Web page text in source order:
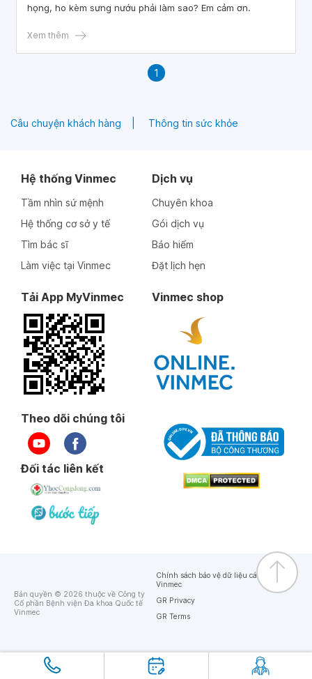
họng, ho kèm sưng nướu phải làm sao? Em cảm ơn.
Xem thêm
1
Câu chuyện khách hàng Thông tin sức khỏe
Hệ thống Vinmec
Tầm nhìn sứ mệnh
Hệ thống cơ sở y tế
Tìm bác sĩ
Làm việc tại Vinmec
Dịch vụ
Chuyên khoa
Gói dịch vụ
Bảo hiểm
Đặt lịch hẹn
Tải App MyVinmec Vinmec shop
Theo dõi chúng tôi
Đối tác liên kết
Bản quyền © 2026 thuộc về Công ty
Cổ phần Bệnh viện Đa khoa Quốc tế
Vinmec
Chính sách bảo vệ dữ liệu cá nhân của
Vinmec
GR Privacy
GR Terms